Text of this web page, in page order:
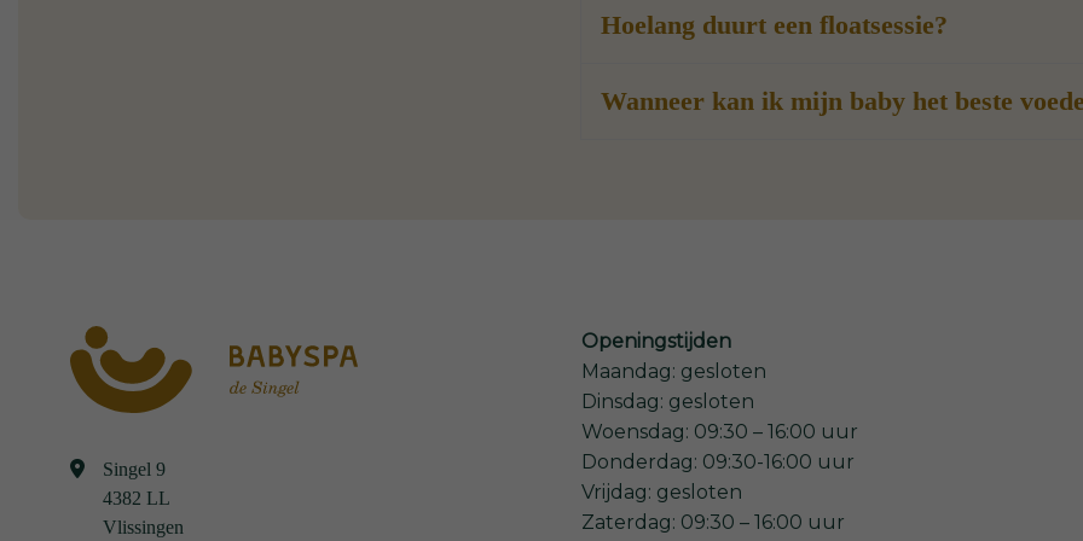
Hoelang duurt een floatsessie?
Wanneer kan ik mijn baby het beste
Singel 9
4382 LL
Vlissingen
Openingstijden
Maandag: gesloten
Dinsdag: gesloten
Woensdag: 09:30 – 16:00 uur
Donderdag: 09:30-16:00 uur
Vrijdag: gesloten
Zaterdag: 09:30 – 16:00 uur